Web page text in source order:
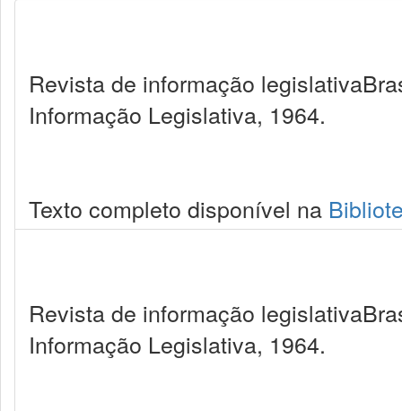
Revista de informação
Informação Legislativa, 1964.
Texto completo disponível na
Revista de informação
Informação Legislativa, 1964.